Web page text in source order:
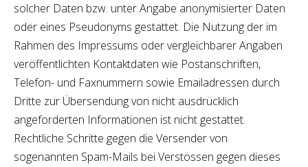
solcher Daten bzw. unter Angabe anonymisierter Daten
oder eines Pseudonyms gestattet. Die Nutzung der im
Rahmen des Impressums oder vergleichbarer Angaben
veröffentlichten Kontaktdaten wie Postanschriften,
Telefon- und Faxnummern sowie Emailadressen durch
Dritte zur Übersendung von nicht ausdrücklich
angeforderten Informationen ist nicht gestattet.
Rechtliche Schritte gegen die Versender von
sogenannten Spam-Mails bei Verstössen gegen dieses